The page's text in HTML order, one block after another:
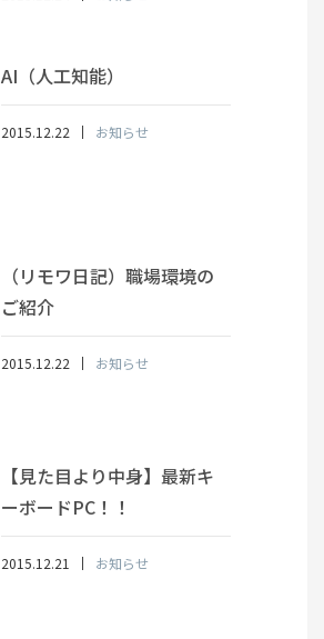
AI（人工知能）
2015.12.22 お知らせ
（リモワ日記）職場環境の
ご紹介
2015.12.22 お知らせ
【見た目より中身】最新キ
ーボードPC！！
2015.12.21 お知らせ